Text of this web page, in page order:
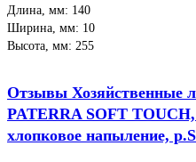
Длина, мм: 140
Ширина, мм: 10
Высота, мм: 255
Отзывы Хозяйственные
PATERRA SOFT TOUCH,
хлопковое напыление,